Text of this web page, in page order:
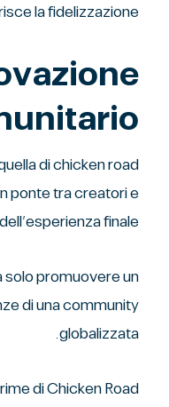
la fidelizzazione.
ponte tra creatori e
finale.
solo promuovere un
di una community
globalizzata.